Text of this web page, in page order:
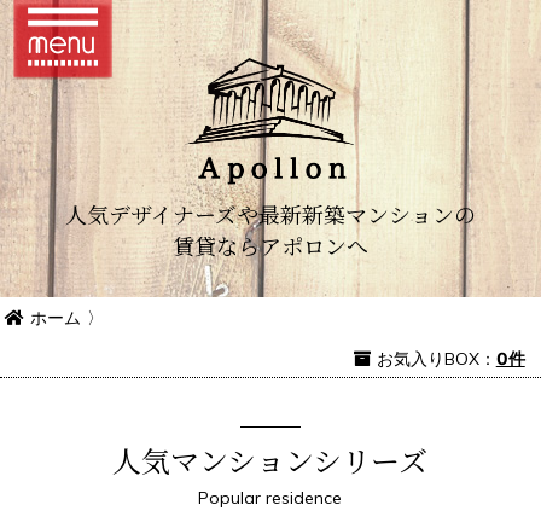
人気デザイナーズや最新新築マンションの
賃貸ならアポロンへ
ホーム 〉
お気入りBOX： 0件
人気マンションシリーズ
Popular residence